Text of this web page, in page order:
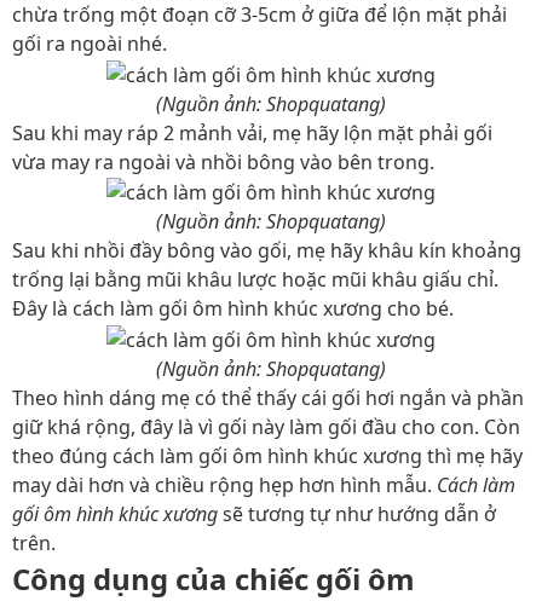
chừa trống một đoạn cỡ 3-5cm ở giữa để lộn mặt phải
gối ra ngoài nhé.
(Nguồn ảnh: Shopquatang)
Sau khi may ráp 2 mảnh vải, mẹ hãy lộn mặt phải gối
vừa may ra ngoài và nhồi bông vào bên trong.
(Nguồn ảnh: Shopquatang)
Sau khi nhồi đầy bông vào gối, mẹ hãy khâu kín khoảng
trống lại bằng mũi khâu lược hoặc mũi khâu giấu chỉ.
Đây là cách làm gối ôm hình khúc xương cho bé.
(Nguồn ảnh: Shopquatang)
Theo hình dáng mẹ có thể thấy cái gối hơi ngắn và phần
giữ khá rộng, đây là vì gối này làm gối đầu cho con. Còn
theo đúng cách làm gối ôm hình khúc xương thì mẹ hãy
may dài hơn và chiều rộng hẹp hơn hình mẫu. Cách làm
gối ôm hình khúc xươngsẽ tương tự như hướng dẫn ở
trên.
Công dụng của chiếc gối ôm